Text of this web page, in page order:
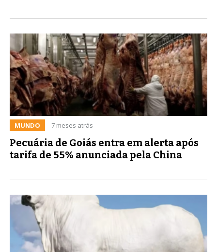
MUNDO 7 meses atrás
Pecuária de Goiás entra em alerta após
tarifa de 55% anunciada pela China